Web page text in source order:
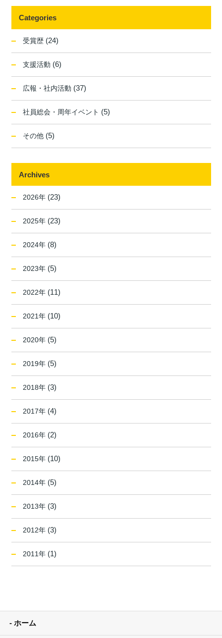
Categories
受賞歴 (24)
支援活動 (6)
広報・社内活動 (37)
社員総会・周年イベント (5)
その他 (5)
Archives
2026年 (23)
2025年 (23)
2024年 (8)
2023年 (5)
2022年 (11)
2021年 (10)
2020年 (5)
2019年 (5)
2018年 (3)
2017年 (4)
2016年 (2)
2015年 (10)
2014年 (5)
2013年 (3)
2012年 (3)
2011年 (1)
ホーム